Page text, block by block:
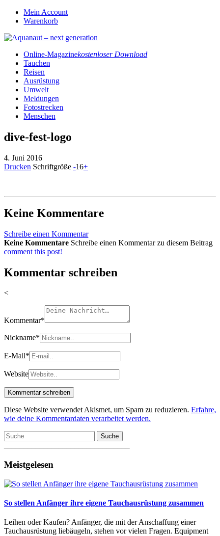
Mein Account
Warenkorb
Online-Magazinekostenloser Download
Tauchen
Reisen
Ausrüstung
Umwelt
Meldungen
Fotostrecken
Menschen
dive-fest-logo
4. Juni 2016
Drucken Schriftgröße -16+
Keine Kommentare
Schreibe einen Kommentar
Keine Kommentare Schreibe einen Kommentar zu diesem Beitrag
comment this post!
Kommentar schreiben
<
Kommentar*
Nickname*
E-Mail*
Website
Diese Website verwendet Akismet, um Spam zu reduzieren. Erfahre,
wie deine Kommentardaten verarbeitet werden.
Suche
Meistgelesen
So stellen Anfänger ihre eigene Tauchausrüstung zusammen
Leihen oder Kaufen? Anfänger, die mit der Anschaffung einer
Tauchausrüstung liebäugeln, stehen vor vielen Fragen. Equipment